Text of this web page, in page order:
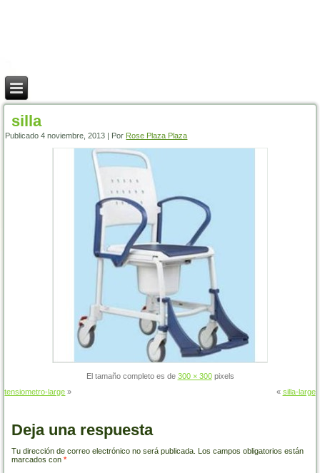
silla
Publicado 4 noviembre, 2013 Por Rose Plaza Plaza
El tamaño completo es de 300 × 300pixels
tensiometro-large » « silla-large
Deja una respuesta
Tu dirección de correo electrónico no será publicada. Los campos obligatorios están
marcados con*